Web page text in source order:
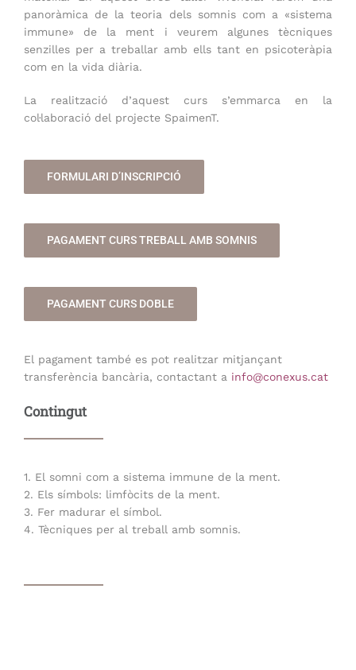
panoràmica de la teoria dels somnis com a «sistema
immune» de la ment i veurem algunes tècniques
senzilles per a treballar amb ells tant en psicoteràpia
com en la vida diària.
La realització d’aquest curs s’emmarca en la
col·laboració del projecte SpaimenT.
FORMULARI D’INSCRIPCIÓ
PAGAMENT CURS TREBALL AMB SOMNIS
PAGAMENT CURS DOBLE
El pagament també es pot realitzar mitjançant
transferència bancària, contactant a info@conexus.cat
Contingut
1. El somni com a sistema immune de la ment.
2. Els símbols: limfòcits de la ment.
3. Fer madurar el símbol.
4. Tècniques per al treball amb somnis.